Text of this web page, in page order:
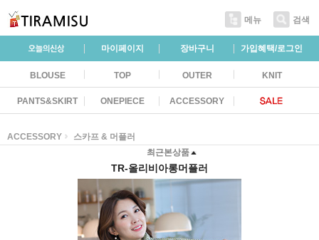
메뉴 검색
마이페이지 장바구니 가입혜택/로그인
BLOUSE TOP OUTER KNIT
PANTS&SKIRT ONEPIECE ACCESSORY
ACCESSORY
스카프 & 머플러
최근본상품
TR-올리비아롱머플러